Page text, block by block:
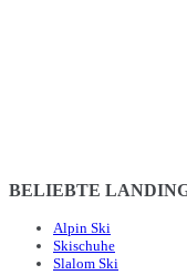
BELIEBTE
Alpin Ski
Skischuhe
Slalom Ski